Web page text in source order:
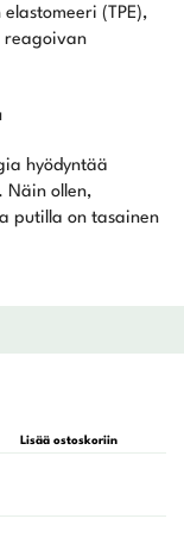
(TPE),
reagoivan
hyödyntää
Näin ollen,
putilla on tasainen
Lisää ostoskoriin